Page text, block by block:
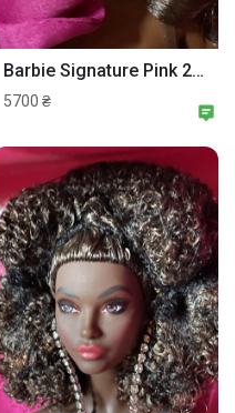
Barbie Signature Pink 2 Silkstone Model Muse кукла Барби Пинк NRFB
5700 ₴